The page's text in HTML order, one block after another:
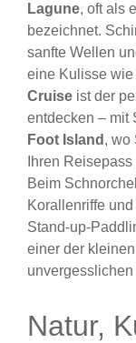
Lagune, oft als
bezeichnet.
sanfte Wellen
eine Kulisse
Cruise ist der
entdecken – mit
Foot Island , wo
Ihren
Beim
Korallenriffe
Stand-up-
einer der
Natur,